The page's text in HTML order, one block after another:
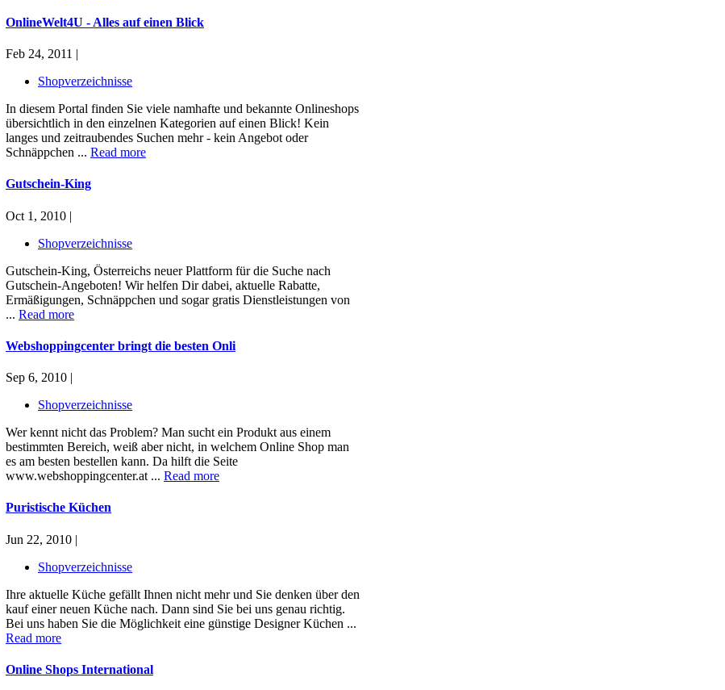
OnlineWelt4U - Alles auf einen Blick
Feb 24, 2011 |
Shopverzeichnisse
In diesem Portal finden Sie viele namhafte und bekannte Onlineshops
übersichtlich in den einzelnen Kategorien auf einen Blick! Kein
langes und zeitraubendes Suchen mehr - kein Angebot oder
Schnäppchen ... Read more
Gutschein-King
Oct 1, 2010 |
Shopverzeichnisse
Gutschein-King, Österreichs neuer Plattform für die Suche nach
Gutschein-Angeboten! Wir helfen Dir dabei, aktuelle Rabatte,
Ermäßigungen, Schnäppchen und sogar gratis Dienstleistungen von
... Read more
Webshoppingcenter bringt die besten Onli
Sep 6, 2010 |
Shopverzeichnisse
Wer kennt nicht das Problem? Man sucht ein Produkt aus einem
bestimmten Bereich, weiß aber nicht, in welchem Online Shop man
es am besten bestellen kann. Da hilft die Seite
www.webshoppingcenter.at ... Read more
Puristische Küchen
Jun 22, 2010 |
Shopverzeichnisse
Ihre aktuelle Küche gefällt Ihnen nicht mehr und Sie denken über den
kauf einer neuen Küche nach. Dann sind Sie bei uns genau richtig.
Bei uns haben Sie die Möglichkeit eine günstige Designer Küchen ...
Read more
Online Shops International